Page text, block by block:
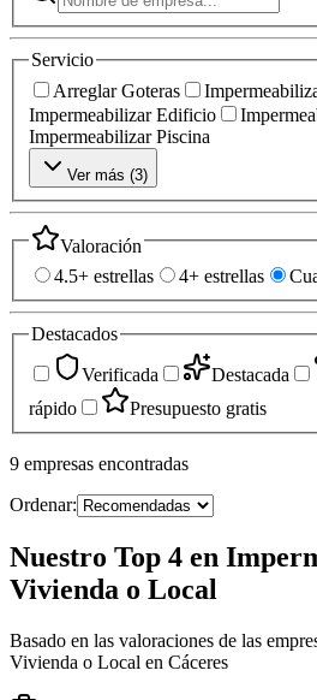
Servicio
Arreglar Goteras
Impermeabilizar Edificio
Impermeabilizar Piscina
Ver más (3)
Valoración
4.5+ estrellas
4+ estrellas
Destacados
Verificada
Destacada
rápido
Presupuesto gratis
9 empresas encontradas
Ordenar:
Nuestro Top 4 en
Vivienda o Local
Basado en las valoraciones de las
Vivienda o Local en Cáceres